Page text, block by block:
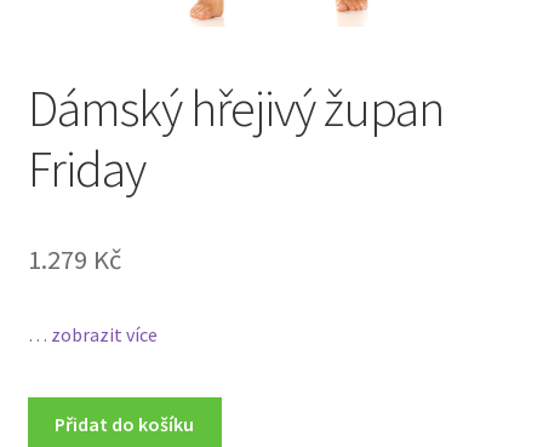
Dámský hřejivý župan
Friday
1.279 Kč
… zobrazit více
Přidat do košíku